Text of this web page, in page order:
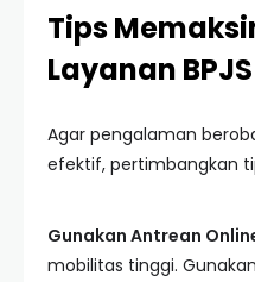
Tips
Layanan
Agar pengalaman
efektif, pertimbangkan
Gunakan Antrean
mobilitas tinggi.